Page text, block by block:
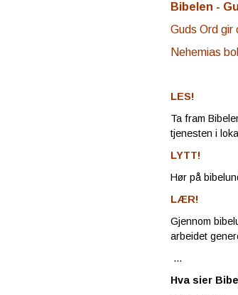
Bibelen -
Guds Ord
Nehemias
LES!
Ta fram
tjenesten i
LYTT!
Hør på
LÆR!
Gjennom
arbeidet
...
Hva sier